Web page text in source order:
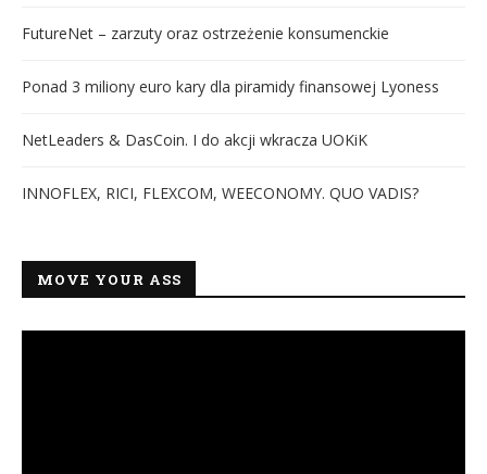
FutureNet – zarzuty oraz ostrzeżenie konsumenckie
Ponad 3 miliony euro kary dla piramidy finansowej Lyoness
NetLeaders & DasCoin. I do akcji wkracza UOKiK
INNOFLEX, RICI, FLEXCOM, WEECONOMY. QUO VADIS?
MOVE YOUR ASS